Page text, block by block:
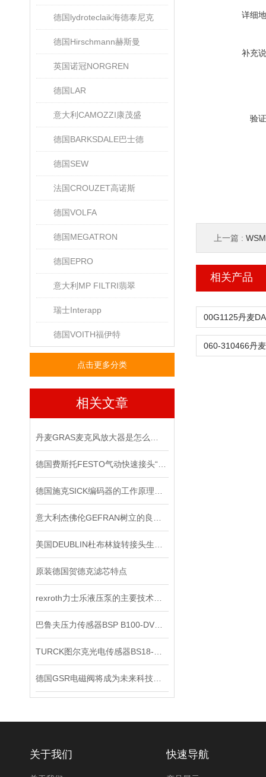
德国lydroteclaik海德泰尼克
德国Hirschmann赫斯曼
英国诺冠NORGREN
德国LAR
意大利CAMOZZI康茂盛
德国BARKSDALE巴士德
德国SEW
法国CROUZET高诺斯
德国VOLFA
德国MEGATRON
德国EPRO
意大利MP FILTRI翡翠
瑞士Interapp
德国VOITH福伊特
点击更多分类
相关文章
原装德国贺德克滤芯特点
详细
补充
验
上一篇 :
相关产品
关于我们 快速导航